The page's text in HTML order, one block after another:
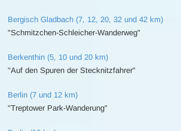
Bergisch Gladbach (7, 12, 20, 32 und 42 km)
"Schmitzchen-Schleicher-Wanderweg"
Berkenthin (5, 10 und 20 km)
"Auf den Spuren der Stecknitzfahrer"
Berlin (7 und 12 km)
"Treptower Park-Wanderung"